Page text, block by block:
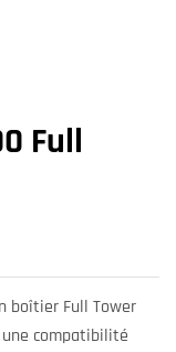
Full
boîtier Full Tower
compatibilité